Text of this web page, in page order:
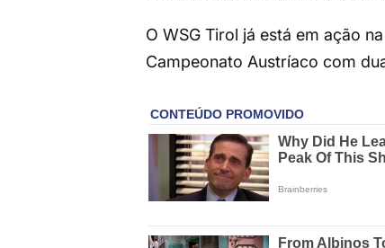
O WSG Tirol já está em ação
Campeonato Austríaco com